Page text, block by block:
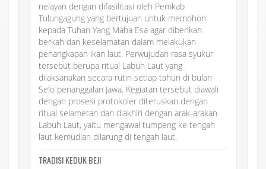
nelayan dengan difasilitasi oleh Pemkab
Tulungagung yang bertujuan untuk memohon
kepada Tuhan Yang Maha Esa agar diberikan
berkah dan keselamatan dalam melakukan
penangkapan ikan laut. Perwujudan rasa syukur
tersebut berupa ritual Labuh Laut yang
dilaksanakan secara rutin setiap tahun di bulan
Selo penanggalan Jawa. Kegiatan tersebut diawali
dengan prosesi protokoler diteruskan dengan
ritual selametan dan diakhiri dengan arak-arakan
Labuh Laut, yaitu mengawal tumpeng ke tengah
laut kemudian dilarung di tengah laut.
TRADISI KEDUK BEJI